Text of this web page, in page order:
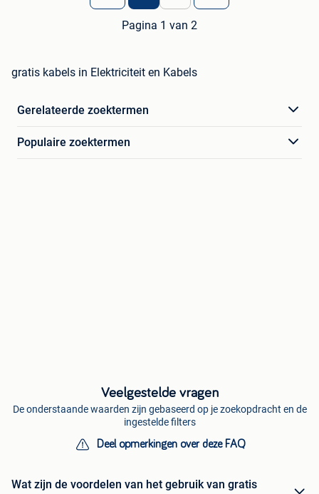
Pagina 1 van 2
gratis kabels in Elektriciteit en Kabels
Gerelateerde zoektermen
Populaire zoektermen
Veelgestelde vragen
De onderstaande waarden zijn gebaseerd op je zoekopdracht en de
ingestelde filters
Deel opmerkingen over deze FAQ
Wat zijn de voordelen van het gebruik van gratis